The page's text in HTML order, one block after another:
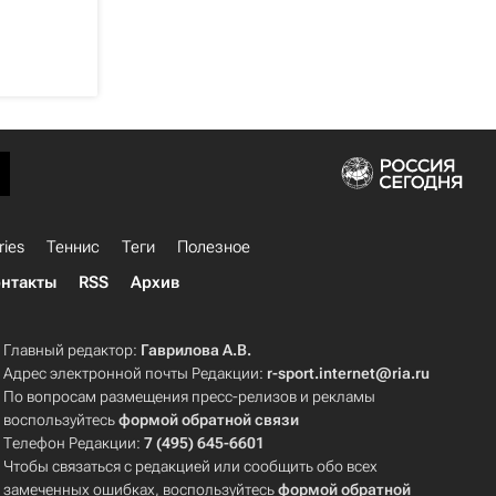
Теннис Теги
Полезное
RSS Архив
Главный редактор: Гаврилова А.В.
Адрес электронной почты Редакции: r-sport.internet@ria.ru
По вопросам размещения пресс-релизов и рекламы
воспользуйтесьформой обратной связи
Телефон Редакции:7 (495) 645-6601
Чтобы связаться с редакцией или сообщить обо всех
замеченных ошибках, воспользуйтесьформой обратной